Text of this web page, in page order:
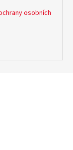
osobních